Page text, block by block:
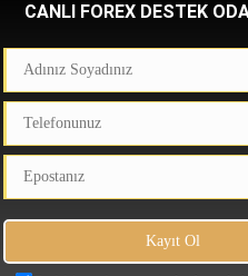
CANLI FOREX DESTEK